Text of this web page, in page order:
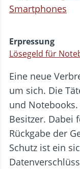
Erpressung
Lösegeld für
Eine neue
um sich. Die
und
Besitzer. Dabei
Rückgabe der
Schutz ist ein